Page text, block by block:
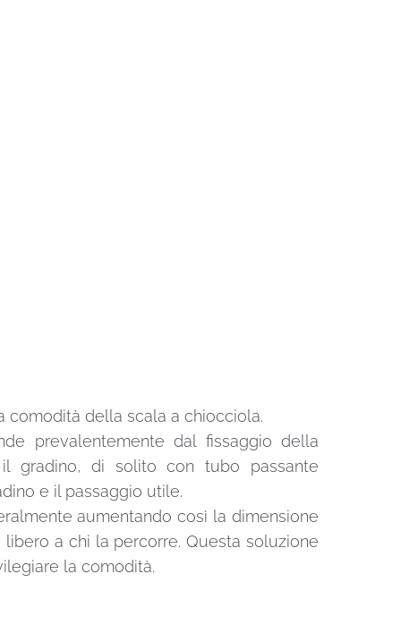
comodità della scala a chiocciola.
prevalentemente dal fissaggio della
gradino, di solito con tubo passante
e il passaggio utile.
aumentando così la dimensione
a chi la percorre. Questa soluzione
la comodità.